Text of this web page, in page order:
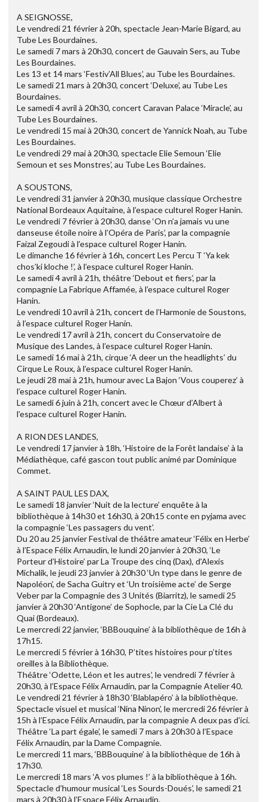
A SEIGNOSSE,
Le vendredi 21 février à 20h, spectacle Jean-Marie Bigard, au
Tube Les Bourdaines.
Le samedi 7 mars à 20h30, concert de Gauvain Sers, au Tube
Les Bourdaines.
Les 13 et 14 mars ‘Festiv’All Blues’, au Tube les Bourdaines.
Le samedi 21 mars à 20h30, concert ‘Deluxe’, au Tube Les
Bourdaines.
Le samedi 4 avril à 20h30, concert Caravan Palace ‘Miracle’, au
Tube Les Bourdaines.
Le vendredi 15 mai à 20h30, concert de Yannick Noah, au Tube
Les Bourdaines.
Le vendredi 29 mai à 20h30, spectacle Elie Semoun ‘Elie
Semoun et ses Monstres’, au Tube Les Bourdaines.
A SOUSTONS,
Le vendredi 31 janvier à 20h30, musique classique Orchestre
National Bordeaux Aquitaine, à l’espace culturel Roger Hanin.
Le vendredi 7 février à 20h30, danse ‘On n’a jamais vu une
danseuse étoile noire à l’Opéra de Paris’, par la compagnie
Faizal Zegoudi à l’espace culturel Roger Hanin.
Le dimanche 16 février à 16h, concert Les Percu T ‘Ya kek
chos’ki kloche !’, à l’espace culturel Roger Hanin.
Le samedi 4 avril à 21h, théâtre ‘Debout et fiers’, par la
compagnie La Fabrique Affamée, à l’espace culturel Roger
Hanin.
Le vendredi 10 avril à 21h, concert de l’Harmonie de Soustons,
à l’espace culturel Roger Hanin.
Le vendredi 17 avril à 21h, concert du Conservatoire de
Musique des Landes, à l’espace culturel Roger Hanin.
Le samedi 16 mai à 21h, cirque ‘A deer un the headlights’ du
Cirque Le Roux, à l’espace culturel Roger Hanin.
Le jeudi 28 mai à 21h, humour avec La Bajon ‘Vous couperez’ à
l’espace culturel Roger Hanin.
Le samedi 6 juin à 21h, concert avec le Chœur d’Albert à
l’espace culturel Roger Hanin.
A RION DES LANDES,
Le vendredi 17 janvier à 18h, ‘Histoire de la Forêt landaise’ à la
Médiathèque, café gascon tout public animé par Dominique
Commet.
A SAINT PAUL LES DAX,
Le samedi 18 janvier ‘Nuit de la lecture’ enquête à la
bibliothèque à 14h30 et 16h30, à 20h15 conte en pyjama avec
la compagnie ‘Les passagers du vent’.
Du 20 au 25 janvier Festival de théâtre amateur ‘Félix en Herbe’
à l’Espace Félix Arnaudin, le lundi 20 janvier à 20h30, ‘Le
Porteur d’Histoire’ par La Troupe des cinq (Dax), d'Alexis
Michalik, le jeudi 23 janvier à 20h30 ‘Un type dans le genre de
Napoléon’, de Sacha Guitry et ‘Un troisième acte’ de Serge
Veber par la Compagnie des 3 Unités (Biarritz), le samedi 25
janvier à 20h30 ‘Antigone’ de Sophocle, par la Cie La Clé du
Quai (Bordeaux).
Le mercredi 22 janvier, ‘BBBouquine’ à la bibliothèque de 16h à
17h15.
Le mercredi 5 février à 16h30, P’tites histoires pour p’tites
oreilles à la Bibliothèque.
Théâtre ‘Odette, Léon et les autres’, le vendredi 7 février à
20h30, à l’Espace Félix Arnaudin, par la Compagnie Atelier 40.
Le vendredi 21 février à 18h30 ‘Blablapéro’ à la bibliothèque.
Spectacle visuel et musical ‘Nina Ninon’, le mercredi 26 février à
15h à l’Espace Félix Arnaudin, par la compagnie A deux pas d’ici.
Théâtre ‘La part égale’, le samedi 7 mars à 20h30 à l’Espace
Félix Arnaudin, par la Dame Compagnie.
Le mercredi 11 mars, ‘BBBouquine’ à la bibliothèque de 16h à
17h30.
Le mercredi 18 mars ‘A vos plumes !’ à la bibliothèque à 16h.
Spectacle d’humour musical ‘Les Sourds-Doués’, le samedi 21
mars à 20h30 à l’Espace Félix Arnaudin.